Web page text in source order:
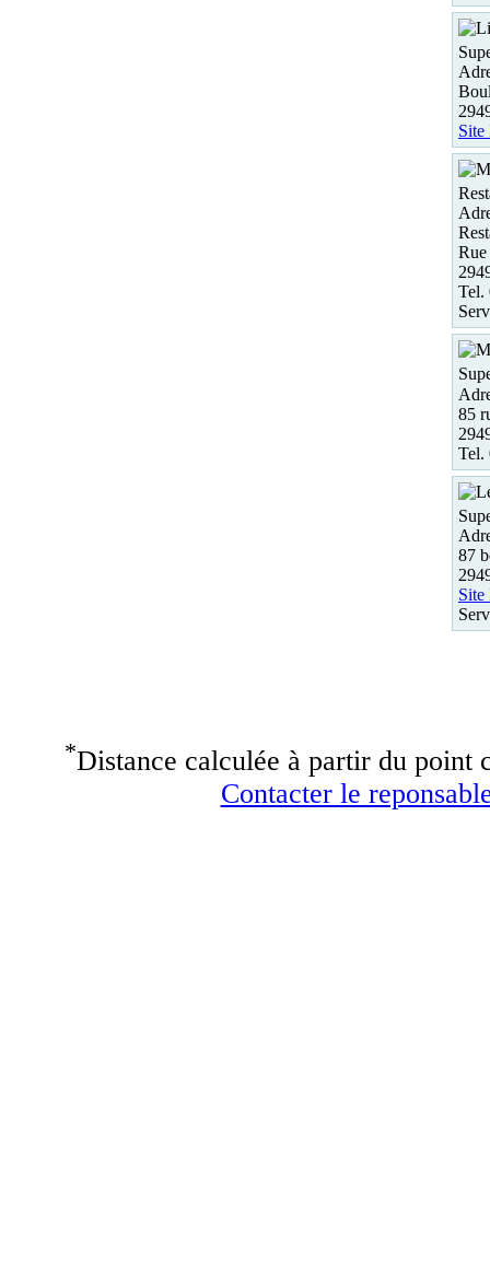
Site
Rue
Tel.
85
Tel.
87
Site
*Distance calculée à partir du point
Contacter le